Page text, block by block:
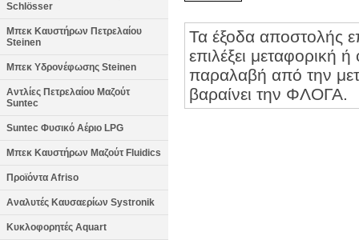
Schlösser
Μπεκ Καυστήρων Πετρελαίου
Steinen
Μπεκ Υδρονέφωσης Steinen
Αντλίες Πετρελαίου Μαζούτ
Suntec
Suntec Φυσικό Αέριο LPG
Μπεκ Καυστήρων Μαζούτ Fluidics
Προϊόντα Afriso
Αναλυτές Καυσαερίων Systronik
Κυκλοφορητές Aquart
Τα έξοδα αποστολής
επιλέξει μεταφορική
παραλαβή από την
βαραίνει την ΦΛΟΓΑ.